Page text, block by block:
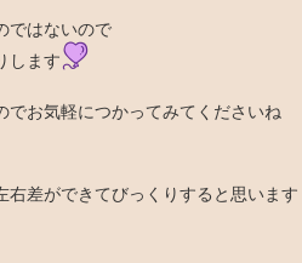
ではないので
します
でお気軽につかってみてくださいね
右差ができてびっくりすると思います